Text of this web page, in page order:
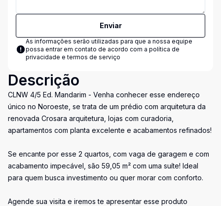
Enviar
As informações serão utilizadas para que a nossa equipe
possa entrar em contato de acordo com a política de
privacidade e termos de serviço
Descrição
CLNW 4/5 Ed. Mandarim - Venha conhecer esse endereço
único no Noroeste, se trata de um prédio com arquitetura da
renovada Crosara arquitetura, lojas com curadoria,
apartamentos com planta excelente e acabamentos refinados!
Se encante por esse 2 quartos, com vaga de garagem e com
acabamento impecável, são 59,05 m² com uma suíte! Ideal
para quem busca investimento ou quer morar com conforto.
Agende sua visita e iremos te apresentar esse produto